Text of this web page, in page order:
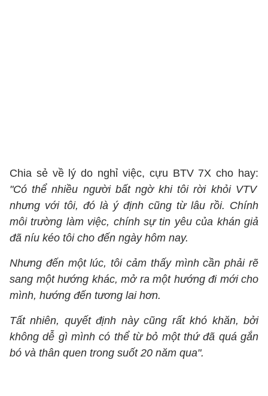
Chia sẻ về lý do nghỉ việc, cựu BTV 7X cho hay:
"Có thể nhiều người bất ngờ khi tôi rời khỏi VTV
nhưng với tôi, đó là ý định cũng từ lâu rồi. Chính
môi trường làm việc, chính sự tin yêu của khán giả
đã níu kéo tôi cho đến ngày hôm nay.
Nhưng đến một lúc, tôi cảm thấy mình cần phải rẽ
sang một hướng khác, mở ra một hướng đi mới cho
mình, hướng đến tương lai hơn.
Tất nhiên, quyết định này cũng rất khó khăn, bởi
không dễ gì mình có thể từ bỏ một thứ đã quá gắn
bó và thân quen trong suốt 20 năm qua".